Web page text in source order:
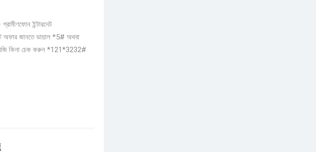
ইন্টারনেট
অফার জানতে ডায়াল *5# অথবা
কিনা চেক করুন *121*3232#